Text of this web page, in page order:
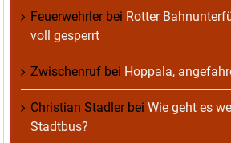
Feuerwehrlerbei Rotter
voll gesperrt
Zwischenruf bei Hoppala,
Christian Stadlerbei Wie geht es
Stadtbus?